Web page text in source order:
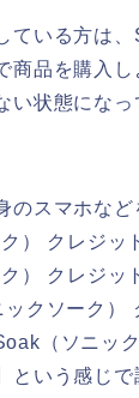
ている方は
商品を購入
い状態になっ
のスマホな
） クレジッ
） クレジッ
クソーク）
（ソニッ
いう感じで